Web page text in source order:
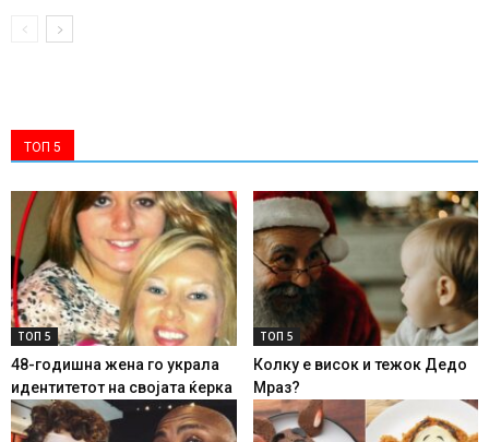
ТОП 5
ТОП 5
48-годишна жена го украла
идентитетот на својата ќерка
ТОП 5
Колку е висок и тежок Дедо
Мраз?